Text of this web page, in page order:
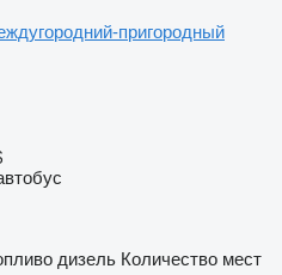
пригородный
дизель Количество мест